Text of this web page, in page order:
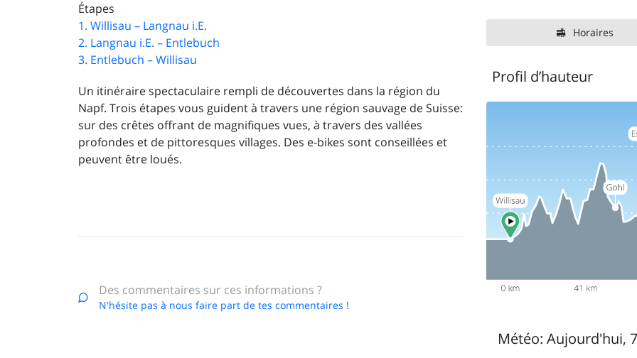
Étapes
1. Willisau – Langnau i.E.
2. Langnau i.E. – Entlebuch
3. Entlebuch – Willisau
Un itinéraire spectaculaire rempli de découvertes dans la région du
Napf. Trois étapes vous guident à travers une région sauvage de Suisse:
sur des crêtes offrant de magnifiques vues, à travers des vallées
profondes et de pittoresques villages. Des e-bikes sont conseillées et
peuvent être loués.
Des commentaires sur ces informations ?
N'hésite pas à nous faire part de tes commentaires !
Horaires
Profil d’hauteur
Météo: Aujourd'hui,